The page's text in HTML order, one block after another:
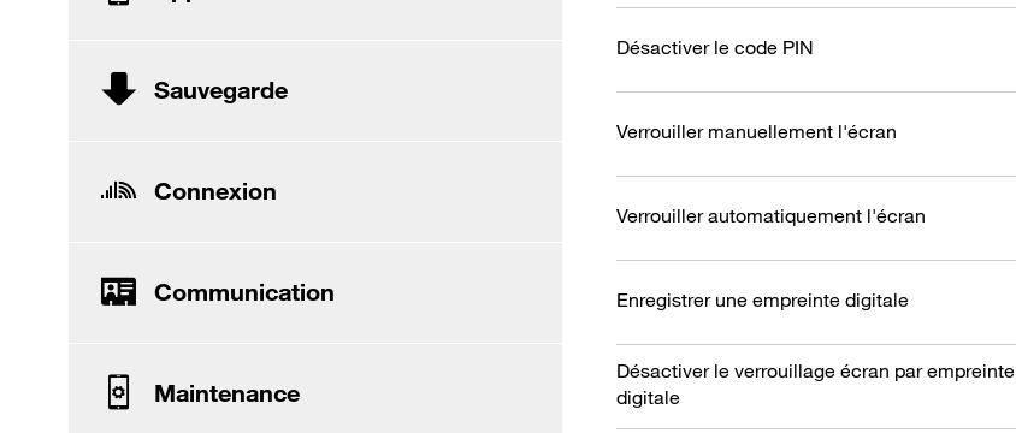
Sauvegarde
Connexion
Communication
Maintenance
Désactiver le code PIN
Verrouiller manuellement l'écran
Verrouiller automatiquement l'écran
Enregistrer une empreinte digitale
Désactiver le verrouillage écran par empreinte
digitale